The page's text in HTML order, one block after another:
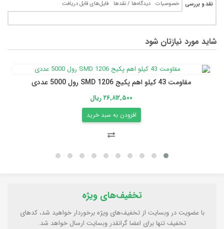
نقد و بررسی خصوصیات دیدگاه‌ها / نقدها فایل‌های قابل دریافت
شاید مورد نیازتان شود
مقاومت 43 کیلو اهم پکیج 1206 SMD رول 5000 عددی
۲۶,۸۱۲,۵۰۰ ریال
افزودن به سبد خرید
تخفیف‌های ویژه
با عضویت در وبسایت از تخفیف‌های ویژه برخوردار خواهید شد، کدهای
تخفیف تنها برای اعضا گرانقدر وبسایت ارسال خواهد شد.